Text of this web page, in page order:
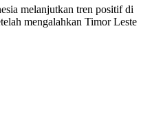
melanjutkan tren positif di
mengalahkan Timor Leste